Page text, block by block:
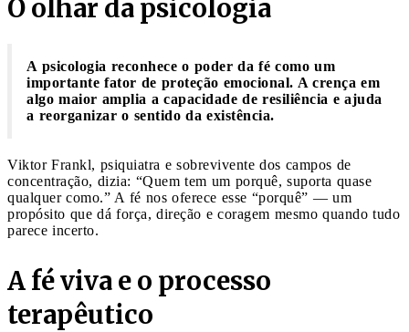
O olhar da psicologia
A psicologia reconhece o poder da fé como um
importante fator de proteção emocional. A crença em
algo maior amplia a capacidade de resiliência e ajuda
a reorganizar o sentido da existência.
Viktor Frankl, psiquiatra e sobrevivente dos campos de
concentração, dizia: “Quem tem um porquê, suporta quase
qualquer como.” A fé nos oferece esse “porquê” — um
propósito que dá força, direção e coragem mesmo quando tudo
parece incerto.
A fé viva e o processo
terapêutico